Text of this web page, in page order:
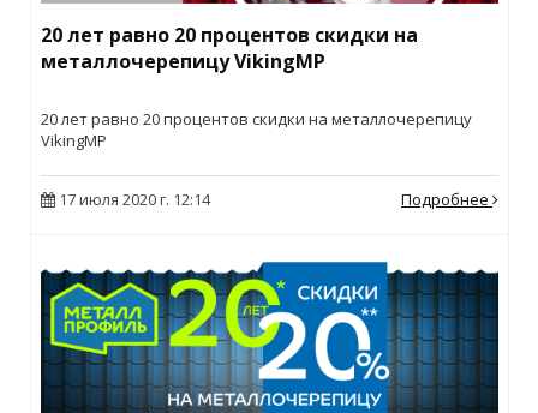
20 лет равно 20 процентов скидки на
металлочерепицу VikingMP
20 лет равно 20 процентов скидки на металлочерепицу
VikingMP
17 июля 2020 г. 12:14 Подробнее